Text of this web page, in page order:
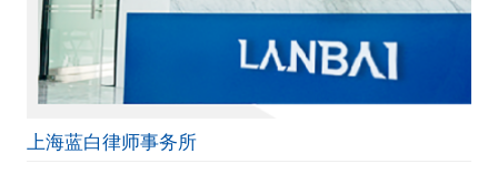
上海蓝白律师事务所